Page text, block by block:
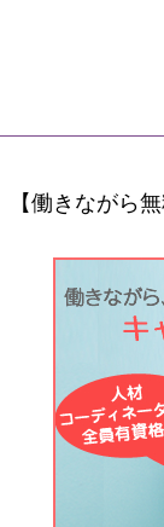
【働きながら